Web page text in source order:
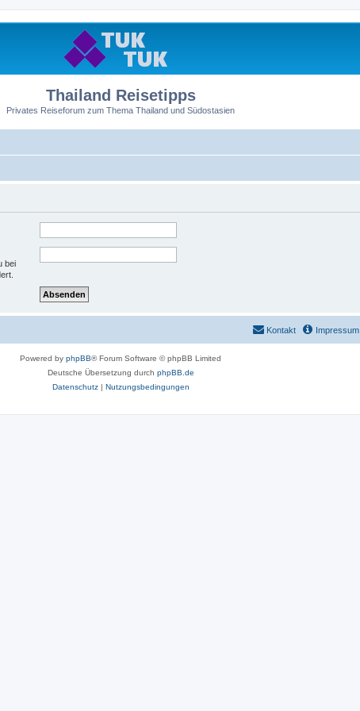
Thailand Reisetipps
Privates Reiseforum zum Thema Thailand und Südostasien
bei
Impressum
Kontakt
Powered by phpBB® Forum Software © phpBB Limited
Deutsche Übersetzung durch phpBB.de
Datenschutz| Nutzungsbedingungen